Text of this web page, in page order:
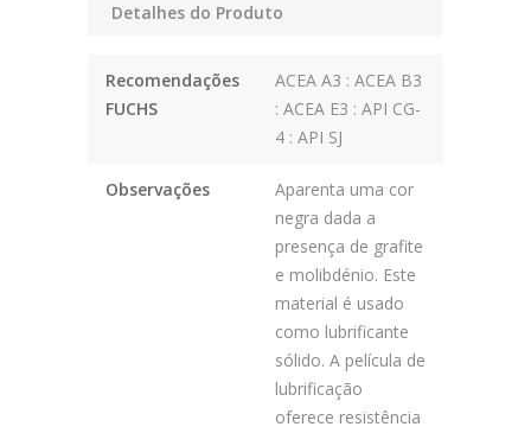
Detalhes do Produto
Recomendações
FUCHS
ACEA A3 : ACEA B3
: ACEA E3 : API CG-
4 : API SJ
Observações
Aparenta uma cor
negra dada a
presença de grafite
e molibdénio. Este
material é usado
como lubrificante
sólido. A película de
lubrificação
oferece resistência